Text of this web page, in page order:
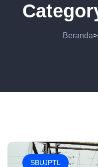
Beranda>
SBUJPTL